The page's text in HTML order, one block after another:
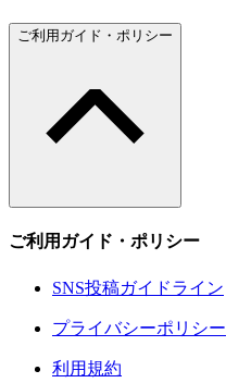
ご利用ガイド・ポリシー
ご利用ガイド・ポリシー
SNS投稿ガイドライン
プライバシーポリシー
利用規約